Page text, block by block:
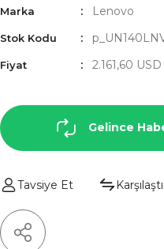
Marka Lenovo
Stok Kodu
Fiyat 2.161,60
Gelince
Tavsiye Et